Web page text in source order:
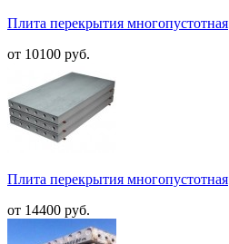
Плита перекрытия многопустотная
от 10100 руб.
Плита перекрытия многопустотная
от 14400 руб.